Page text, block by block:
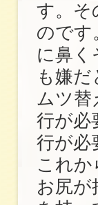
す。そ
のです
に鼻く
も嫌
ムツ替
行が必
行が必
これ
お尻が